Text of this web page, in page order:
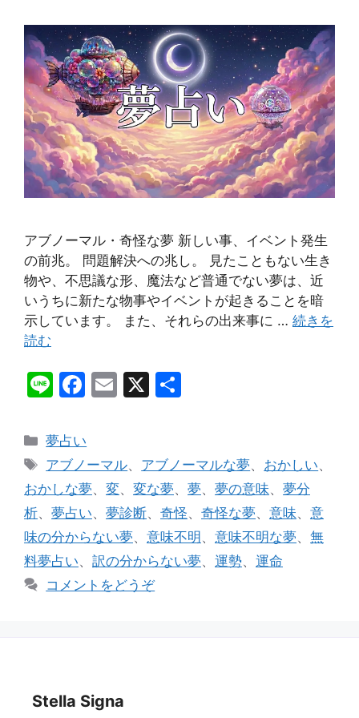
アブノーマル・奇怪な夢 新しい事、イベント発生
の前兆。 問題解決への兆し。 見たこともない生き
物や、不思議な形、魔法など普通でない夢は、近
いうちに新たな物事やイベントが起きることを暗
示しています。 また、それらの出来事に … 続きを
読む
Li
e
F
c
e
b
o
o
k
E
l
X
カ
テ
リ
ー
夢占い
タ
グ
アブノーマル、 アブノーマルな夢、 おかしい、
おかしな夢、 変、 変な夢、 夢、 夢の意味、 夢分
析、 夢占い、 夢診断、 奇怪、 奇怪な夢、 意味、 意
味の分からない夢、 意味不明、 意味不明な夢、 無
料夢占い、 訳の分からない夢、 運勢、 運命
コメントをどうぞ
Stella Signa